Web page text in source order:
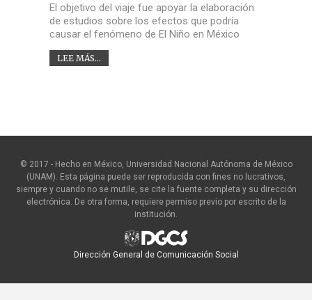
El objetivo del viaje fue apoyar la elaboración
de estudios sobre los efectos que podría
causar el fenómeno de El Niño en México
LEE MÁS...
© 2017 - Hecho en México, Universidad Nacional Autónoma de México
(UNAM). Esta página puede ser reproducida con fines no lucrativos,
siempre y cuando no se mutile, se cite la fuente completa y su dirección
electrónica. De otra forma, requiere permiso previo por escrito de la
institución.
Dirección General de Comunicación Social